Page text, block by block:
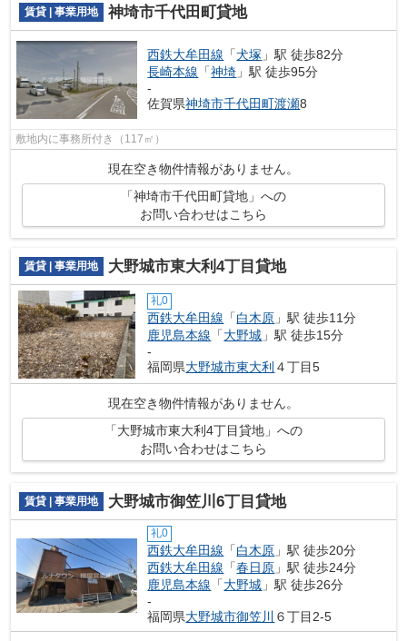
賃貸 | 事業用地 神埼市千代田町貸地
西鉄大牟田線 「犬塚 」駅 徒歩82分
長崎本線 「神埼 」駅 徒歩95分
-
佐賀県神埼市千代田町渡瀬8
敷地内に事務所付き（117㎡）
現在空き物件情報がありません。
「神埼市千代田町貸地」への
お問い合わせはこちら
賃貸 | 事業用地 大野城市東大利4丁目貸地
礼0
西鉄大牟田線 「白木原 」駅 徒歩11分
鹿児島本線 「大野城 」駅 徒歩15分
-
福岡県大野城市東大利 ４丁目5
現在空き物件情報がありません。
「大野城市東大利4丁目貸地」への
お問い合わせはこちら
賃貸 | 事業用地 大野城市御笠川6丁目貸地
礼0
西鉄大牟田線 「白木原 」駅 徒歩20分
西鉄大牟田線 「春日原 」駅 徒歩24分
鹿児島本線 「大野城 」駅 徒歩26分
-
福岡県大野城市御笠川 ６丁目2-5